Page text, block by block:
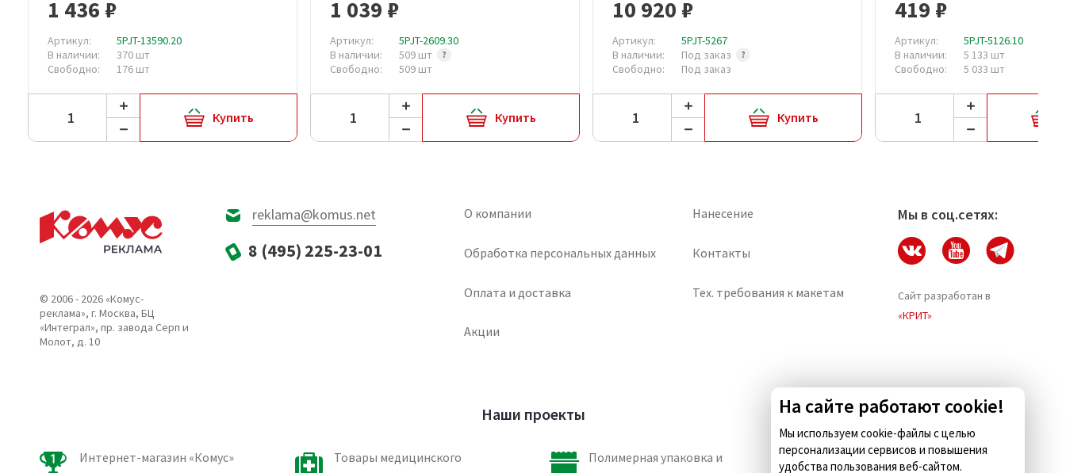
1 436 ₽
Артикул:
5PJT-13590.20
В наличии:
370 шт
Свободно:
176 шт
Купить
1 039 ₽
Артикул:
5PJT-2609.30
В наличии:
509 шт
Свободно:
509 шт
Купить
10 920 ₽
Артикул:
5PJT-5267
В наличии:
Под заказ
Свободно:
Под заказ
Купить
419 ₽
Артикул:
5PJT-5126.10
В наличии:
5 133 шт
Свободно:
5 033 шт
© 2006 - 2026 «Комус-
реклама», г. Москва, БЦ
«Интеграл», пр. завода Серп и
Молот, д. 10
reklama@komus.net
8 (495) 225-23-01
О компании Нанесение
Обработка персональных данных Контакты
Оплата и доставка Тех. требования к макетам
Акции
Мы в соц.сетях:
Сайт разработан в
«КРИТ»
Наши проекты
Интернет-магазин «Комус»
Товары медицинского
Полимерная упаковка и
Комус.Есть — кейтеринг для
На сайте работают cookie!
Мы используем cookie-файлы с целью
персонализации сервисов и повышения
удобства пользования веб-сайтом.